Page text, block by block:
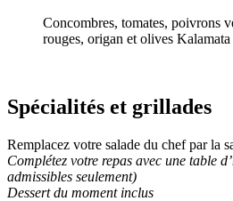
Concombres, tomates, poivrons
rouges, origan et olives Kalamata
Spécialités et grillades
Remplacez votre salade du chef par la
Complétez votre repas avec une table
admissibles seulement)
Dessert du moment inclus